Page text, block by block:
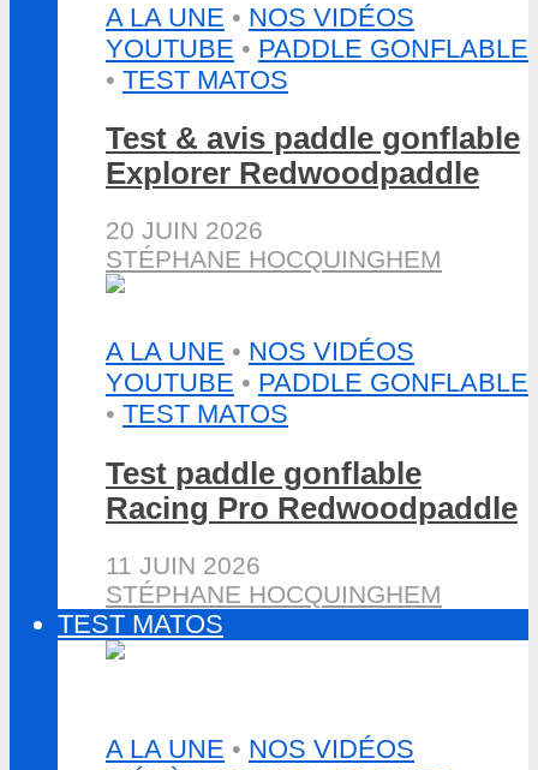
A LA UNE • NOS VIDÉOS
YOUTUBE • PADDLE GONFLABLE
• TEST MATOS
Test & avis paddle gonflable
Explorer Redwoodpaddle
20 JUIN 2026
STÉPHANE HOCQUINGHEM
A LA UNE • NOS VIDÉOS
YOUTUBE • PADDLE GONFLABLE
• TEST MATOS
Test paddle gonflable
Racing Pro Redwoodpaddle
11 JUIN 2026
STÉPHANE HOCQUINGHEM
TEST MATOS
A LA UNE • NOS VIDÉOS